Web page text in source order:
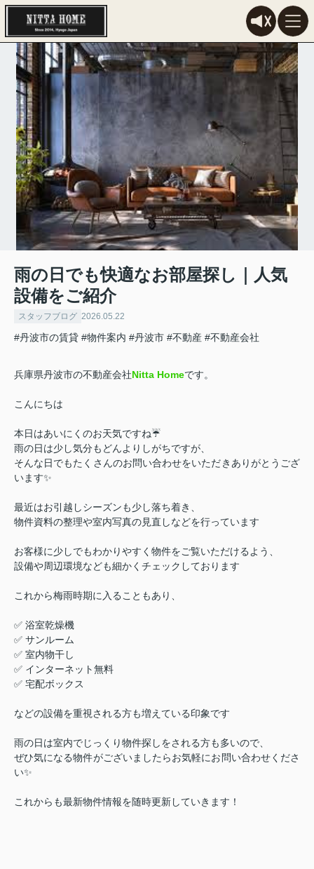
雨の日でも快適なお部屋探し｜人気
設備をご紹介
スタッフブログ 2026.05.22
#丹波市の賃貸 #物件案内 #丹波市 #不動産 #不動産会社
兵庫県丹波市の不動産会社Nitta Homeです。
こんにちは
本日はあいにくのお天気ですね☔
雨の日は少し気分もどんよりしがちですが、
そんな日でもたくさんのお問い合わせをいただきありがとうござ
います✨
最近はお引越しシーズンも少し落ち着き、
物件資料の整理や室内写真の見直しなどを行っています
お客様に少しでもわかりやすく物件をご覧いただけるよう、
設備や周辺環境なども細かくチェックしております
これから梅雨時期に入ることもあり、
✅ 浴室乾燥機
✅ サンルーム
✅ 室内物干し
✅ インターネット無料
✅ 宅配ボックス
などの設備を重視される方も増えている印象です
雨の日は室内でじっくり物件探しをされる方も多いので、
ぜひ気になる物件がございましたらお気軽にお問い合わせくださ
い✨
これからも最新物件情報を随時更新していきます！